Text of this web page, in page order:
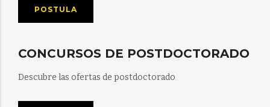
POSTULA
CONCURSOS DE POSTDOCTORADO
Descubre las ofertas de postdoctorado